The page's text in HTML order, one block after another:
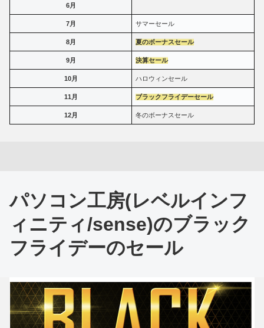
6月
7月 サマーセール
8月 夏のボーナスセール
9月 決算セール
10月 ハロウィンセール
11月 ブラックフライデーセール
12月 冬のボーナスセール
パソコン工房(レベルインフ
ィニティ/sense)のブラック
フライデーのセール